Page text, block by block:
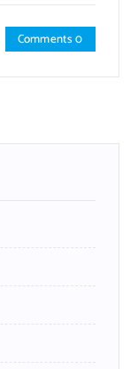
Comments 0